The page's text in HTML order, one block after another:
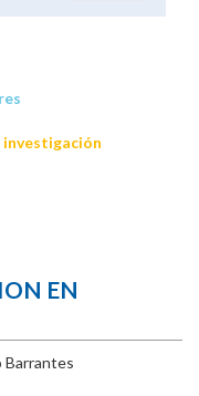
investigación
EN
Barrantes